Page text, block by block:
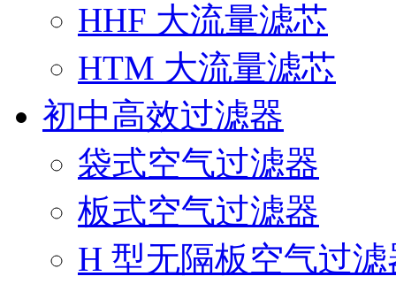
HHF 大流量滤芯
HTM 大流量滤芯
初中高效过滤器
袋式空气过滤器
板式空气过滤器
H 型无隔板空气过滤